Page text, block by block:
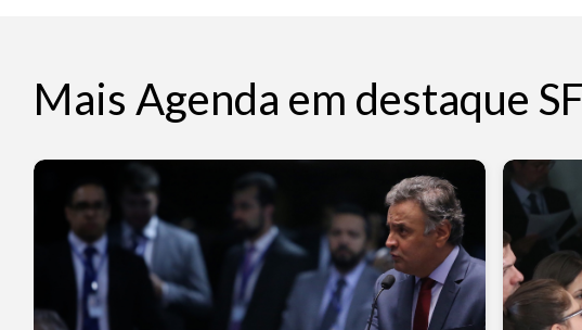
Mais Agenda em destaque SF